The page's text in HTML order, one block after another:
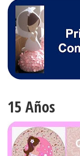
15 Años